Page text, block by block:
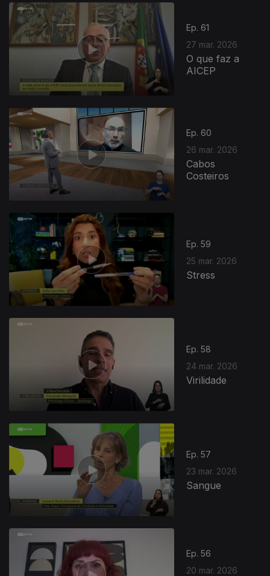
Ep. 61
27 mar. 2026
O que faz a
AICEP
Ep. 60
26 mar. 2026
Cabos
Costeiros
Ep. 59
25 mar. 2026
Stress
Ep. 58
24 mar. 2026
Virilidade
Ep. 57
23 mar. 2026
Sangue
Ep. 56
20 mar. 2026
916296